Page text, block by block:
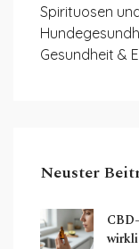
Spirituosen
Gesundheit &
Neuster